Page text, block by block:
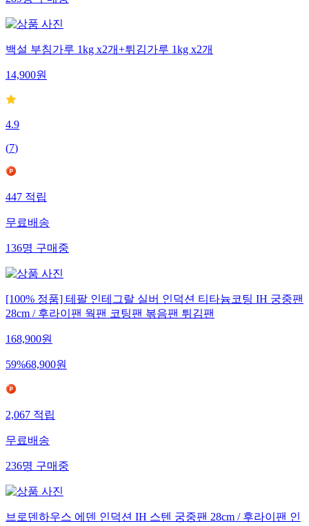
백설 부침가루 1kg x2개+튀김가루 1kg x2개
14,900원
4.9
(7)
447적립
무료배송
136명구매중
[100% 정품] 테팔 인테그랄 실버 인덕션 티타늄코팅 IH 궁중팬
28cm / 후라이팬 웍팬 코팅팬 볶음팬 튀김팬
168,900원
59%68,900원
2,067적립
무료배송
236명구매중
브로덴하우스 에덴 인덕션 IH 스텐 궁중팬 28cm / 후라이팬 인